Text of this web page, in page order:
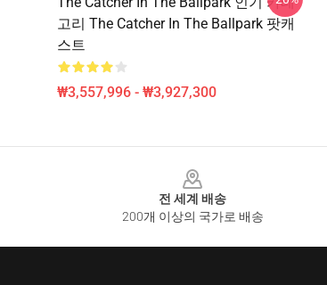
고리 The Catcher In The Ballpark 팟캐
스트
₩3,557,996 - ₩3,927,300
전 세계 배송
200개 이상의 국가로 배송